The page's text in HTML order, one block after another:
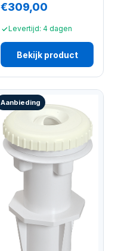
€309,00
Levertijd: 4 dagen
Bekijk product
Aanbieding